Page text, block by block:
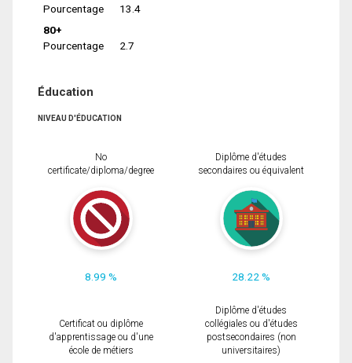
Pourcentage
13.4
80+
Pourcentage
2.7
Éducation
NIVEAU D'ÉDUCATION
No
certificate/diploma/degree
8.99 %
Diplôme d'études
secondaires ou équivalent
28.22 %
Certificat ou diplôme
d'apprentissage ou d'une
école de métiers
Diplôme d'études
collégiales ou d'études
postsecondaires (non
universitaires)